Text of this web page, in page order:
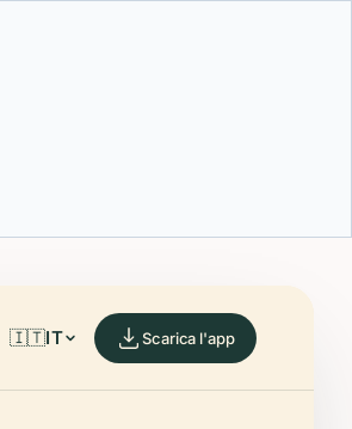
🇮🇹IT Scarica l'app